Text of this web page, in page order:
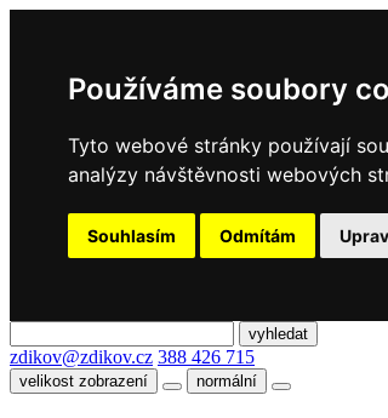
Používáme soubory
Tyto webové stránky používají
analýzy návštěvnosti webových
Souhlasím Odmítám
zdikov@zdikov.cz 388 426 715
velikost zobrazení normální